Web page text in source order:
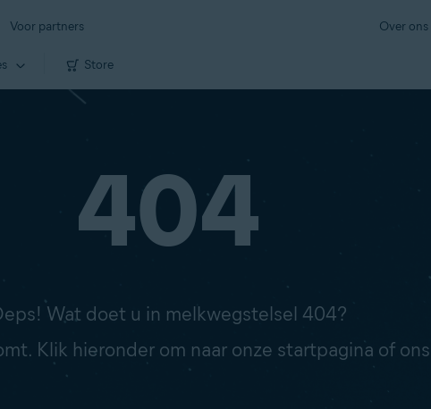
Voor partners Over ons
Store
404
Wat doet u in melkwegstelsel 404?
Klik hieronder om naar onze startpagina of